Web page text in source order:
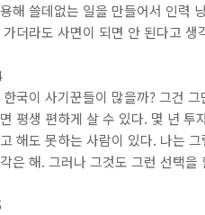
해 쓸데없는 일을 만들어서 인력
가더라도 사면이 되면 안 된다고
한국이 사기꾼들이 많을까? 그건
평생 편하게 살 수 있다. 몇 년 투
해도 못하는 사람이 있다. 나는
은 해. 그러나 그것도 그런 선택